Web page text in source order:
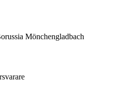
Mönchengladbach